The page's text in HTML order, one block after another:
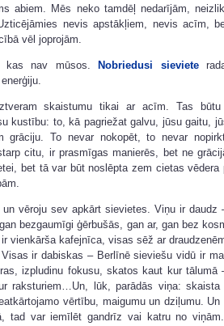
abiem. Mēs neko tamdēļ nedarījām,
nevis apstākļiem, nevis acīm,
vēl joprojām.
kas nav mūsos. Nobriedusi sieviete
skaistumu tikai ar acīm. Tas
kustību: to, kā pagriežat galvu, jūsu gaitu,
grāciju. To nevar nokopēt, to nevar
citu, ir prasmīgas manierēs, bet ne
bet tā var būt noslēpta zem cietas vēdera
vēroju sev apkārt sievietes. Viņu ir daudz
bezgaumīgi ģērbušās, gan ar, gan bez
vienkārša kafejnīca, visas sēž ar
ir dabiskas – Berlīnē sieviešu vidū ir
izpludinu fokusu, skatos kaut kur tālumā
raksturiem…Un, lūk, parādās viņa:
vērtību, maigumu un dziļumu.
tad var iemīlēt gandrīz vai katru no